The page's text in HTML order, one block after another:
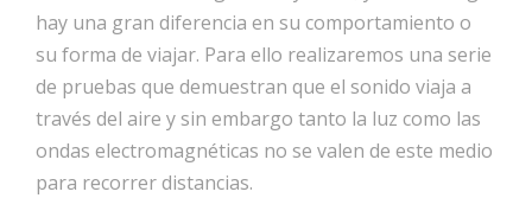
hay una gran diferencia en su comportamiento o
su forma de viajar. Para ello realizaremos una serie
de pruebas que demuestran que el sonido viaja a
través del aire y sin embargo tanto la luz como las
ondas electromagnéticas no se valen de este medio
para recorrer distancias.